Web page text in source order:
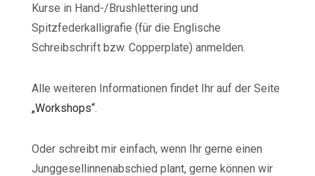
Kurse in Hand-/Brushlettering und
Spitzfederkalligrafie (für die Englische
Schreibschrift bzw. Copperplate) anmelden.
Alle weiteren Informationen findet Ihr auf der Seite
„Workshops“.
Oder schreibt mir einfach, wenn Ihr gerne einen
Junggesellinnenabschied plant, gerne können wir